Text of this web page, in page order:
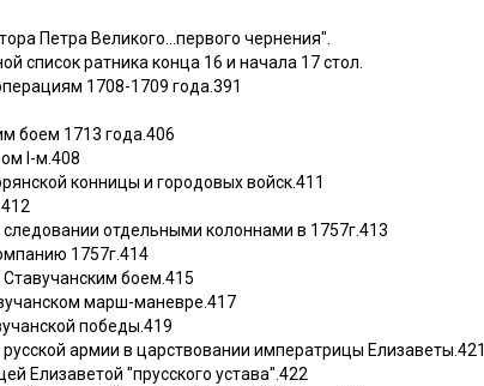
Петра Великого...первого чернения".
список ратника конца 16 и начала 17 стол.
1708-1709 года.391
боем 1713 года.406
I-м.408
конницы и городовых войск.411
отдельными колоннами в 1757г.413
1757г.414
боем.415
марш-маневре.417
победы.419
армии в царствовании императрицы Елизаветы.421
Елизаветой "прусского устава".422